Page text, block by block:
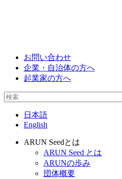
お問い合わせ
企業・自治体の方へ
起業家の方へ
日本語
English
ARUN Seedとは
ARUN Seed とは
ARUNの歩み
団体概要